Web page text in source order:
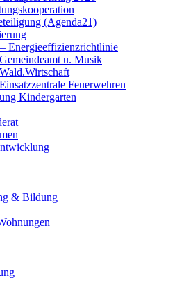
(Agenda21)
Energieeffizienzrichtlinie
u. Musik
Feuerwehren
Kindergarten
& Bildung